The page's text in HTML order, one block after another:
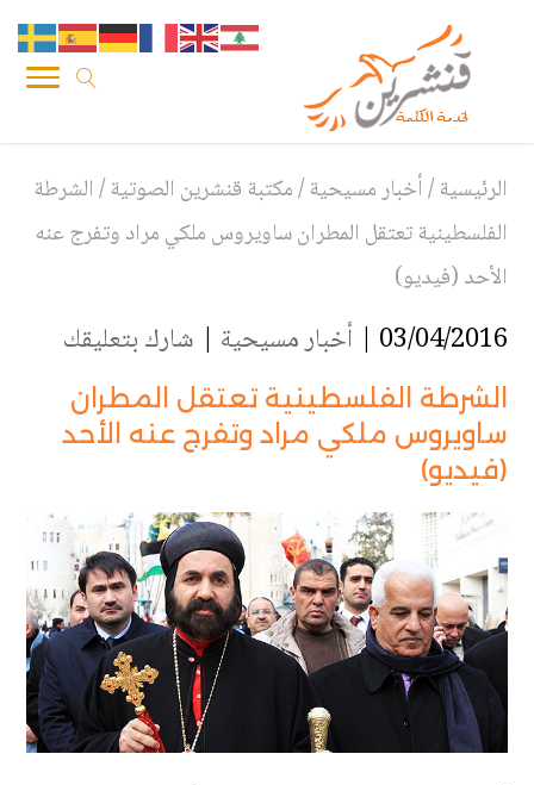
الرئيسية/أخبار مسيحية/مكتبة قنشرين الصوتية/الشرطة
الفلسطينية تعتقل المطران ساويروس ملكي مراد وتفرج عنه
الأحد (فيديو)
03/04/2016 | أخبار مسيحية | شارك بتعليقك
الشرطة الفلسطينية تعتقل المطران
ساويروس ملكي مراد وتفرج عنه الأحد
(فيديو)